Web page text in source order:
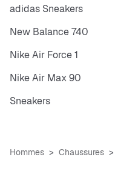
adidas Sneakers
New Balance 740
Nike Air Force 1
Nike Air Max 90
Sneakers
Hommes Chaussures